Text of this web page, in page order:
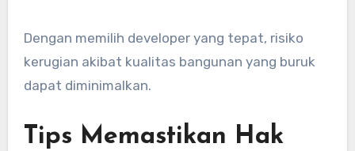
Dengan memilih developer yang tepat, risiko
kerugian akibat kualitas bangunan yang buruk
dapat diminimalkan.
Tips Memastikan Hak